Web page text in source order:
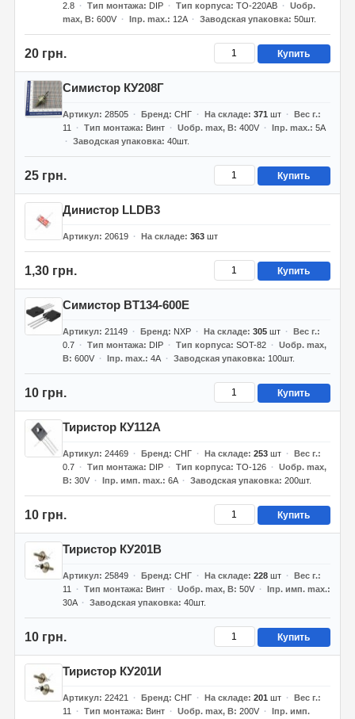
2.8
Тип монтажа DIP Тип корпуса TO-220AB
Uобр.
max, В 600V Iпр. max. 12A Заводская упаковка 50шт.
20 грн. Купить
Симистор КУ208Г
Артикул 28505 Бренд СНГ На складе 371 шт
Вес г.
11
Тип монтажа Винт Uобр. max, В 400V Iпр. max. 5A
Заводская упаковка 40шт.
25 грн. Купить
Динистор LLDB3
Артикул 20619 На складе 363шт
1,30 грн. Купить
Симистор BT134-600E
Артикул 21149 Бренд NXP На складе 305шт
Вес г.
0.7
Тип монтажа DIP Тип корпуса SOT-82
Uобр. max,
В 600V Iпр. max. 4А Заводская упаковка 100шт.
10 грн. Купить
Тиристор КУ112А
Артикул 24469 Бренд СНГ На складе 253шт
Вес г.
0.7
Тип монтажа DIP Тип корпуса TO-126
Uобр. max,
В 30V Iпр. имп. max. 6A Заводская упаковка 200шт.
10 грн. Купить
Тиристор КУ201В
Артикул 25849 Бренд СНГ На складе 228шт
Вес г.
11
Тип монтажа Винт Uобр. max, В 50V
Iпр. имп. max.
30A
Заводская упаковка 40шт.
10 грн. Купить
Тиристор КУ201И
Артикул 22421 Бренд СНГ На складе 201 шт
Вес г.
11
Тип монтажа Винт Uобр. max, В 200V
Iпр. имп.